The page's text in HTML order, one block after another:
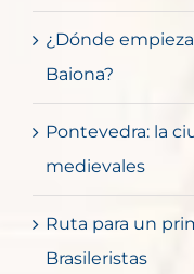
¿Dónde
Baiona?
Pontevedra: la
medievales
Ruta para un
Brasileristas